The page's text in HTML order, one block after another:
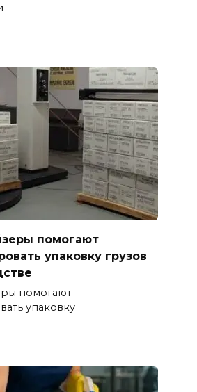
помогают
упаковку грузов
помогают
упаковку